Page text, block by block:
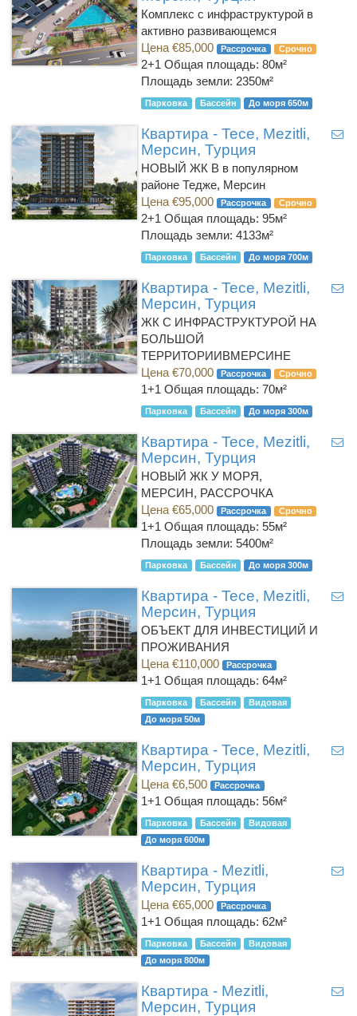
Комплекс с инфраструктурой в
активно развивающемся
Цена €85,000
Рассрочка Срочно
2+1 Общая площадь: 80м²
Площадь земли: 2350м²
Парковка Бассейн До моря 650м
Квартира - Tece, Mezitli,
Мерсин, Турция
НОВЫЙ ЖК В в популярном
районе Тедже, Мерсин
Цена €95,000
Рассрочка Срочно
2+1 Общая площадь: 95м²
Площадь земли: 4133м²
Парковка Бассейн До моря 700м
Квартира - Tece, Mezitli,
Мерсин, Турция
ЖК С ИНФРАСТРУКТУРОЙ НА
БОЛЬШОЙ
ТЕРРИТОРИИВМЕРСИНЕ
Цена €70,000
Рассрочка Срочно
1+1 Общая площадь: 70м²
Парковка Бассейн До моря 300м
Квартира - Tece, Mezitli,
Мерсин, Турция
НОВЫЙ ЖК У МОРЯ,
МЕРСИН, РАССРОЧКА
Цена €65,000
Рассрочка Срочно
1+1 Общая площадь: 55м²
Площадь земли: 5400м²
Парковка Бассейн До моря 300м
Квартира - Tece, Mezitli,
Мерсин, Турция
ОБЪЕКТ ДЛЯ ИНВЕСТИЦИЙ И
ПРОЖИВАНИЯ
Цена €110,000
Рассрочка
1+1 Общая площадь: 64м²
Парковка Бассейн
Видовая
До моря 50м
Квартира - Tece, Mezitli,
Мерсин, Турция
Цена €6,500 Рассрочка
1+1 Общая площадь: 56м²
Парковка Бассейн
Видовая
До моря 600м
Квартира - Mezitli,
Мерсин, Турция
Цена €65,000 Рассрочка
1+1 Общая площадь: 62м²
Парковка Бассейн
Видовая
До моря 800м
Квартира - Mezitli,
Мерсин, Турция